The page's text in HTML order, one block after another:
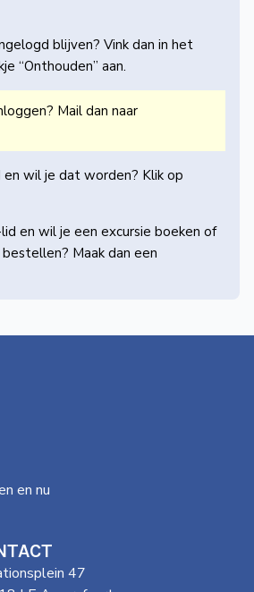
blijven? Vink dan in het
“Onthouden” aan.
Mail dan naar
en wil je dat worden? Klik op
en wil je een excursie boeken of
Maak dan een
en nu
47